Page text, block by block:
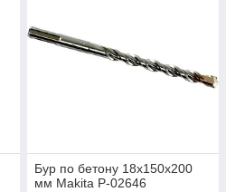
Бур по бетону 18x150x200
мм Makita P-02646